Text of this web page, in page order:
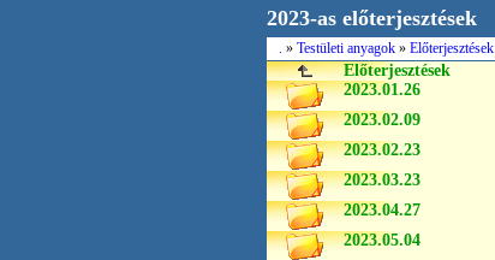
2023-as előterjesztések
. » Testületi anyagok » Előterjesztések
Előterjesztések
2023.01.26
2023.02.09
2023.02.23
2023.03.23
2023.04.27
2023.05.04